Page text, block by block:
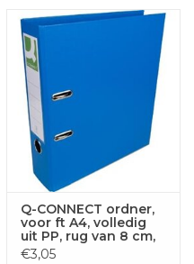
Q-CONNECT ordner,
voor ft A4, volledig
uit PP, rug van 8 cm,
blauw
€3,05